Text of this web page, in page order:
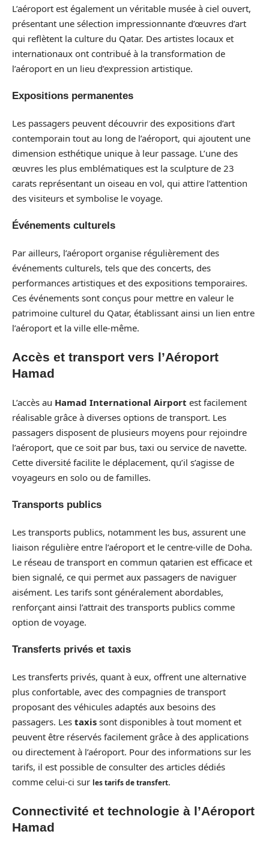
L’aéroport est également un véritable musée à ciel ouvert,
présentant une sélection impressionnante d’œuvres d’art
qui reflètent la culture du Qatar. Des artistes locaux et
internationaux ont contribué à la transformation de
l’aéroport en un lieu d’expression artistique.
Expositions permanentes
Les passagers peuvent découvrir des expositions d’art
contemporain tout au long de l’aéroport, qui ajoutent une
dimension esthétique unique à leur passage. L’une des
œuvres les plus emblématiques est la sculpture de 23
carats représentant un oiseau en vol, qui attire l’attention
des visiteurs et symbolise le voyage.
Événements culturels
Par ailleurs, l’aéroport organise régulièrement des
événements culturels, tels que des concerts, des
performances artistiques et des expositions temporaires.
Ces événements sont conçus pour mettre en valeur le
patrimoine culturel du Qatar, établissant ainsi un lien entre
l’aéroport et la ville elle-même.
Accès et transport vers l’Aéroport
Hamad
L’accès au Hamad International Airport est facilement
réalisable grâce à diverses options de transport. Les
passagers disposent de plusieurs moyens pour rejoindre
l’aéroport, que ce soit par bus, taxi ou service de navette.
Cette diversité facilite le déplacement, qu’il s’agisse de
voyageurs en solo ou de familles.
Transports publics
Les transports publics, notamment les bus, assurent une
liaison régulière entre l’aéroport et le centre-ville de Doha.
Le réseau de transport en commun qatarien est efficace et
bien signalé, ce qui permet aux passagers de naviguer
aisément. Les tarifs sont généralement abordables,
renforçant ainsi l’attrait des transports publics comme
option de voyage.
Transferts privés et taxis
Les transferts privés, quant à eux, offrent une alternative
plus confortable, avec des compagnies de transport
proposant des véhicules adaptés aux besoins des
passagers. Les taxis sont disponibles à tout moment et
peuvent être réservés facilement grâce à des applications
ou directement à l’aéroport. Pour des informations sur les
tarifs, il est possible de consulter des articles dédiés
comme celui-ci sur les tarifs de transfert.
Connectivité et technologie à l’Aéroport
Hamad